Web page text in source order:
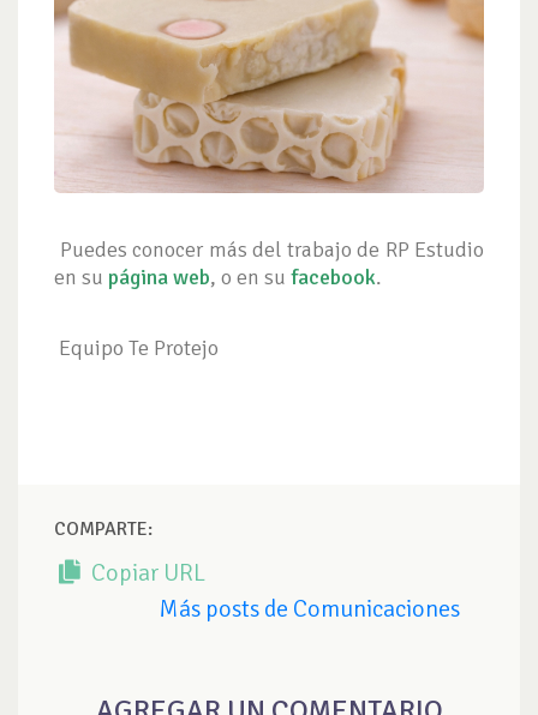
Puedes conocer más del trabajo de RP Estudio
en su página web, o en su facebook.
Equipo Te Protejo
COMPARTE:
Copiar URL
Más posts de Comunicaciones